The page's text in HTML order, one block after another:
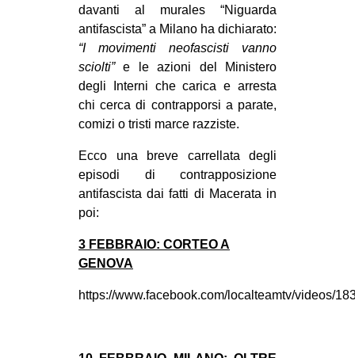
EVENTI
in
tw
ms
SEARCH
davanti al murales “Niguarda
antifascista” a Milano ha dichiarato:
“I movimenti neofascisti vanno
sciolti”e le azioni del Ministero
degli Interni che carica e arresta
chi cerca di contrapporsi a parate,
comizi o tristi marce razziste.
Ecco una breve carrellata degli
episodi di contrapposizione
antifascista dai fatti di Macerata in
poi:
3 FEBBRAIO: CORTEO A
GENOVA
https://www.facebook.com/localteamtv/videos/